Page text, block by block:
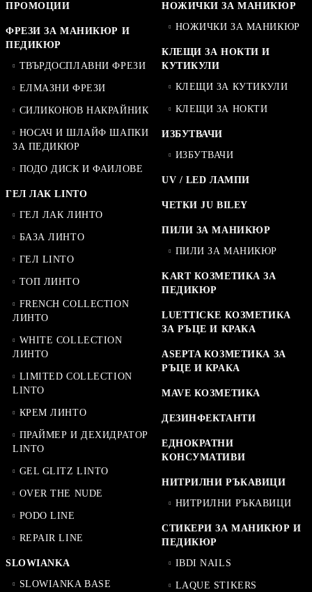
ПРОМОЦИИ
ФРЕЗИ ЗА МАНИКЮР И
ПЕДИКЮР
ТВЪРДОСПЛАВНИ ФРЕЗИ
ЕЛМАЗНИ ФРЕЗИ
СИЛИКОНОВ НАКРАЙНИК
НОСАЧ И ШЛАЙФ ШАПКИ
ЗА ПЕДИКЮР
ПОДО ДИСК И ФАИЛОВЕ
ГЕЛ ЛАК LINTO
ГЕЛ ЛАК ЛИНТО
БАЗА ЛИНТО
ГЕЛ LINTO
ТОП ЛИНТО
FRENCH COLLECTION
ЛИНТО
WHITE COLLECTION
ЛИНТО
LIMITED COLLECTION
LINTO
КРЕМ ЛИНТО
ПРАЙМЕР И ДЕХИДРАТОР
LINTO
GEL GLITZ LINTO
OVER THE NUDE
PODO LINE
REPAIR LINE
SLOWIANKA
SLOWIANKA BASE
НОЖИЧКИ ЗА МАНИКЮР
НОЖИЧКИ ЗА МАНИКЮР
КЛЕЩИ ЗА НОКТИ И
КУТИКУЛИ
КЛЕЩИ ЗА КУТИКУЛИ
КЛЕЩИ ЗА НОКТИ
ИЗБУТВАЧИ
ИЗБУТВАЧИ
UV / LED ЛАМПИ
ЧЕТКИ JU BILEY
ПИЛИ ЗА МАНИКЮР
ПИЛИ ЗА МАНИКЮР
KART КОЗМЕТИКА ЗА
ПЕДИКЮР
LUETTICKE КОЗМЕТИКА
ЗА РЪЦЕ И КРАКА
ASEPTA КОЗМЕТИКА ЗА
РЪЦЕ И КРАКА
MAVE КОЗМЕТИКА
ДЕЗИНФЕКТАНТИ
ЕДНОКРАТНИ
КОНСУМАТИВИ
НИТРИЛНИ РЪКАВИЦИ
НИТРИЛНИ РЪКАВИЦИ
СТИКЕРИ ЗА МАНИКЮР И
ПЕДИКЮР
IBDI NAILS
LAQUE STIKERS